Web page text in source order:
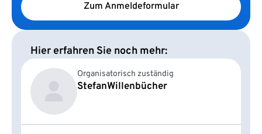
Zum Anmeldeformular
Hier erfahren Sie noch mehr:
Organisatorisch zuständig
StefanWillenbücher